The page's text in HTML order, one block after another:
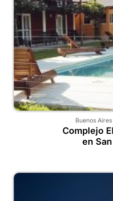
Buenos Aires
Complejo
en